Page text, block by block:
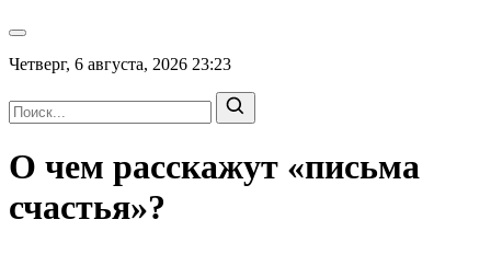
Четверг, 6 августа, 2026 23:23
О чем расскажут «письма
счастья»?